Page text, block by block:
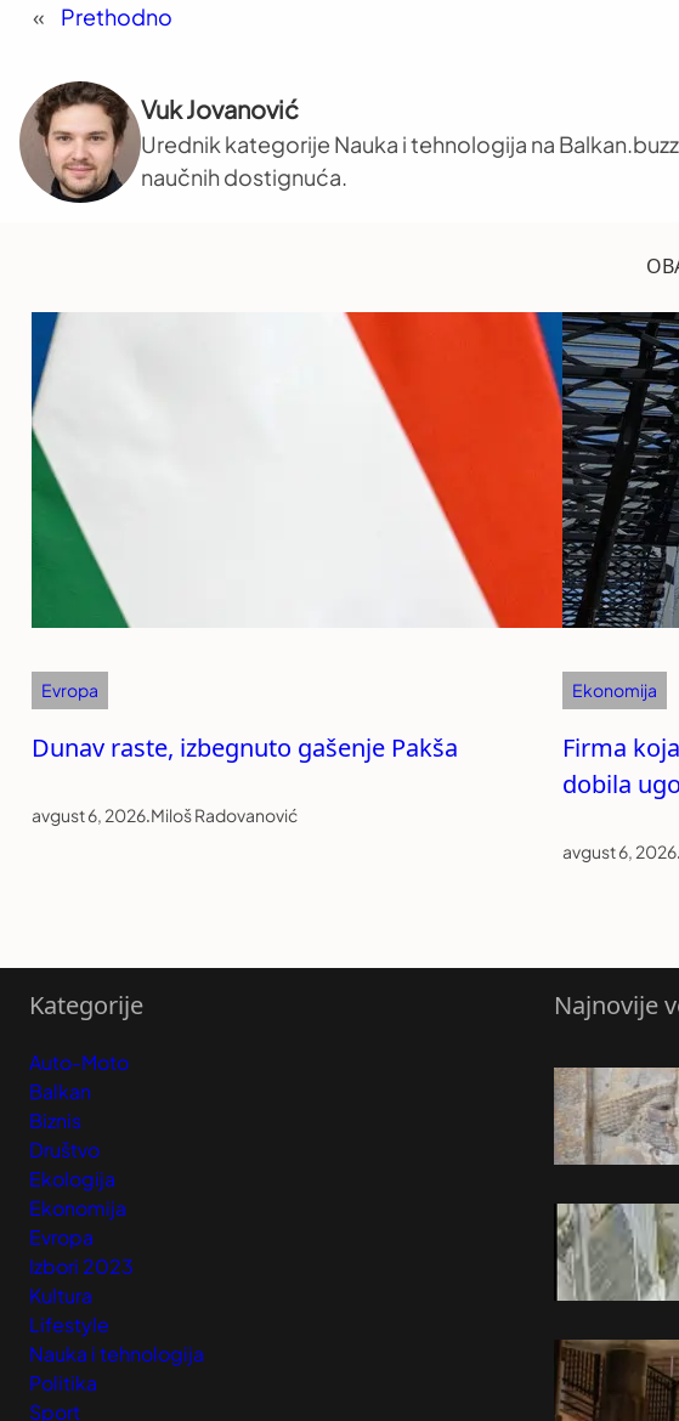
« Prethodno
Vuk Jovanović
Urednik kategorije Nauka i tehnologija na
naučnih dostignuća.
Evropa
Dunav raste, izbegnuto gašenje Pakša
avgust 6, 2026.Miloš Radovanović
Ekonomija
Firma
dobila
avgust 6, 2026.
Kategorije
Auto-Moto
Balkan
Biznis
Društvo
Ekologija
Ekonomija
Evropa
Izbori 2023
Kultura
Lifestyle
Nauka i tehnologija
Politika
Sport
Najnovije